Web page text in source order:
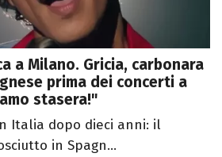
a Milano. Gricia, carbonara
prima dei concerti a
stasera!"
Italia dopo dieci anni: il
in Spagn...